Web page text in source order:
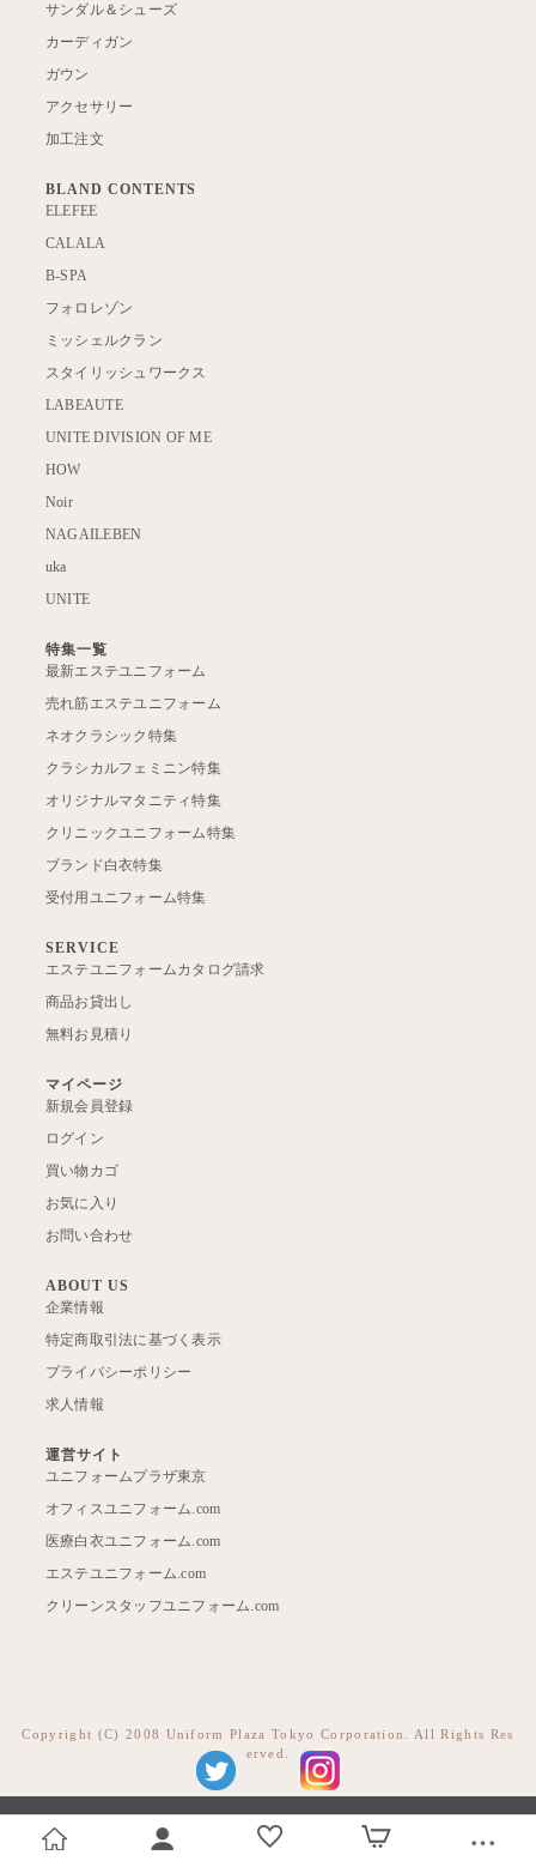
サンダル＆シューズ
カーディガン
ガウン
アクセサリー
加工注文
BLAND CONTENTS
ELEFEE
CALALA
B-SPA
フォロレゾン
ミッシェルクラン
スタイリッシュワークス
LABEAUTE
UNITE DIVISION OF ME
HOW
Noir
NAGAILEBEN
uka
UNITE
特集一覧
最新エステユニフォーム
売れ筋エステユニフォーム
ネオクラシック特集
クラシカルフェミニン特集
オリジナルマタニティ特集
クリニックユニフォーム特集
ブランド白衣特集
受付用ユニフォーム特集
SERVICE
エステユニフォームカタログ請求
商品お貸出し
無料お見積り
マイページ
新規会員登録
ログイン
買い物カゴ
お気に入り
お問い合わせ
ABOUT US
企業情報
特定商取引法に基づく表示
プライバシーポリシー
求人情報
運営サイト
ユニフォームプラザ東京
オフィスユニフォーム.com
医療白衣ユニフォーム.com
エステユニフォーム.com
クリーンスタッフユニフォーム.com
Copyright (C) 2008 Uniform Plaza Tokyo Corporation. All Rights Res
erved.